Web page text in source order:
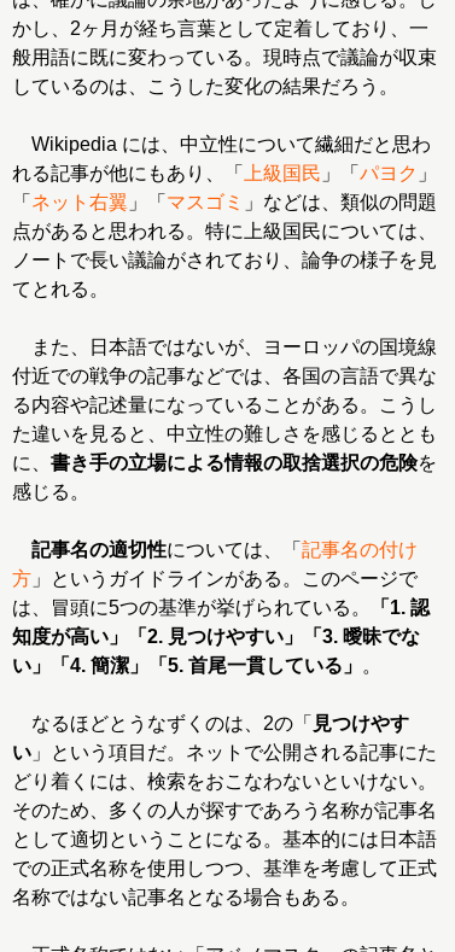
かし、2ヶ月が経ち言葉として定着しており、一
般用語に既に変わっている。現時点で議論が収束
しているのは、こうした変化の結果だろう。
Wikipedia には、中立性について繊細だと思わ
れる記事が他にもあり、「
上級国民 」「 パヨク 」
「 ネット右翼 」「 マスゴミ 」などは、類似の問題
点があると思われる。特に上級国民については、
ノートで長い議論がされており、論争の様子を見
てとれる。
また、日本語ではないが、ヨーロッパの国境線
付近での戦争の記事などでは、各国の言語で異な
る内容や記述量になっていることがある。こうし
た違いを見ると、中立性の難しさを感じるととも
に、 書き手の立場による情報の取捨選択の危険を
感じる。
記事名の適切性については、「 記事名の付け
方 」というガイドラインがある。このページで
は、冒頭に5つの基準が挙げられている。
「1. 認
知度が高い」「2. 見つけやすい」「3. 曖昧でな
い」「4. 簡潔」「5. 首尾一貫している」 。
なるほどとうなずくのは、2の「 見つけやす
い 」という項目だ。ネットで公開される記事にた
どり着くには、検索をおこなわないといけない。
そのため、多くの人が探すであろう名称が記事名
として適切ということになる。基本的には日本語
での正式名称を使用しつつ、基準を考慮して正式
名称ではない記事名となる場合もある。